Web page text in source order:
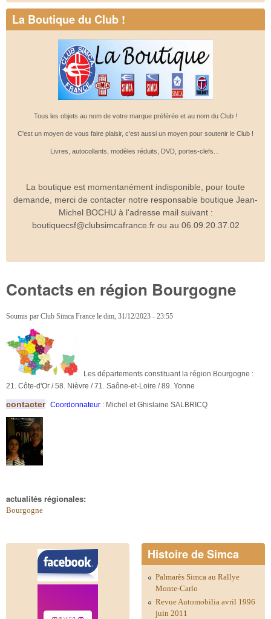
La Boutique du Club !
Tous les objets au nom de votre marque préférée et au nom du Club !
C'est un moyen de vous faire plaisir, c'est aussi un moyen pour soutenir le Club !
Livres, autocollants, modèles réduits, DVD, portes-clefs...
La boutique est momentanément indisponible, pour toute
demande, merci de contacter notre responsable boutique Jean-
Michel BOCHU à l'adresse mail suivant :
boutiquecsf@clubsimcafrance.fr ou au 06.09.20.37.02
Contacts en région Bourgogne
Soumis par Club Simca France le dim, 31/12/2023 - 23:55
Les départements constituant la région Bourgogne :
21. Côte-d'Or / 58. Nièvre / 71. Saône-et-Loire / 89. Yonne
contacter Coordonnateur : Michel et Ghislaine SALBRICQ
actualités régionales:
Bourgogne
Histoire de Simca
Palmarès Simca au Rallye
Monte-Carlo
Revue Automobilia avril 1996
juin 2011